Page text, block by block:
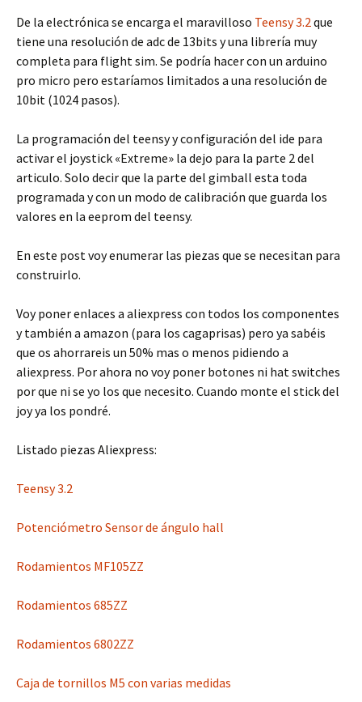
De la electrónica se encarga el maravilloso Teensy 3.2que
tiene una resolución de adc de 13bits y una librería muy
completa para flight sim. Se podría hacer con un arduino
pro micro pero estaríamos limitados a una resolución de
10bit (1024 pasos).
La programación del teensy y configuración del ide para
activar el joystick «Extreme» la dejo para la parte 2 del
articulo. Solo decir que la parte del gimball esta toda
programada y con un modo de calibración que guarda los
valores en la eeprom del teensy.
En este post voy enumerar las piezas que se necesitan para
construirlo.
Voy poner enlaces a aliexpress con todos los componentes
y también a amazon (para los cagaprisas) pero ya sabéis
que os ahorrareis un 50% mas o menos pidiendo a
aliexpress. Por ahora no voy poner botones ni hat switches
por que ni se yo los que necesito. Cuando monte el stick del
joy ya los pondré.
Listado piezas Aliexpress:
Teensy 3.2
Potenciómetro Sensor de ángulo hall
Rodamientos MF105ZZ
Rodamientos 685ZZ
Rodamientos 6802ZZ
Caja de tornillos M5 con varias medidas